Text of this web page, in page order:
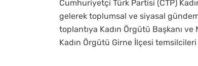
Cumhuriyetçi Türk Partisi (CTP)
gelerek toplumsal ve siyasal
toplantıya Kadın Örgütü Başkanı
Kadın Örgütü Girne İlçesi temsilcileri